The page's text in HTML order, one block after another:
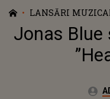
LANSĂRI
Jonas Blue